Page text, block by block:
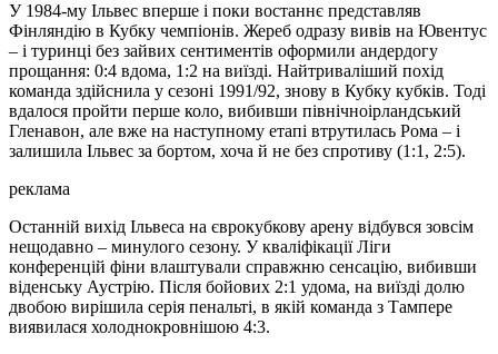
У 1984-му Ільвес вперше і поки востаннє представляв
Фінляндію в Кубку чемпіонів. Жереб одразу вивів на Ювентус
– і туринці без зайвих сентиментів оформили андердогу
прощання: 0:4 вдома, 1:2 на виїзді. Найтриваліший похід
команда здійснила у сезоні 1991/92, знову в Кубку кубків. Тоді
вдалося пройти перше коло, вибивши північноірландський
Гленавон, але вже на наступному етапі втрутилась Рома – і
залишила Ільвес за бортом, хоча й не без спротиву (1:1, 2:5).
реклама
Останній вихід Ільвеса на єврокубкову арену відбувся зовсім
нещодавно – минулого сезону. У кваліфікації Ліги
конференцій фіни влаштували справжню сенсацію, вибивши
віденську Аустрію. Після бойових 2:1 удома, на виїзді долю
двобою вирішила серія пенальті, в якій команда з Тампере
виявилася холоднокровнішою 4:3.